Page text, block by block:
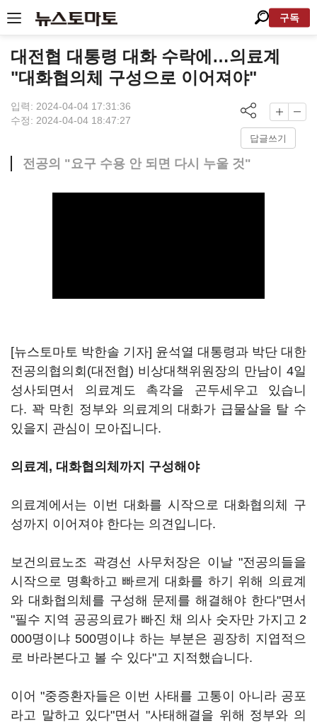
구독
대전협 대통령 대화 수락에…의료계
"대화협의체 구성으로 이어져야"
입력: 2024-04-04 17:31:36
수정: 2024-04-04 18:47:27
답글쓰기
전공의 "요구 수용 안 되면 다시 누울 것"
[뉴스토마토 박한솔 기자] 윤석열 대통령과 박단 대한
전공의협의회(대전협) 비상대책위원장의 만남이 4일
성사되면서 의료계도 촉각을 곤두세우고 있습니
다. 꽉 막힌 정부와 의료계의 대화가 급물살을 탈 수
있을지 관심이 모아집니다.
의료계, 대화협의체까지 구성해야
의료계에서는 이번 대화를 시작으로 대화협의체 구
성까지 이어져야 한다는 의견입니다.
보건의료노조 곽경선 사무처장은 이날 "전공의들을
시작으로 명확하고 빠르게 대화를 하기 위해 의료계
와 대화협의체를 구성해 문제를 해결해야 한다"면서
"필수 지역 공공의료가 빠진 채 의사 숫자만 가지고 2
000명이냐 500명이냐 하는 부분은 굉장히 지엽적으
로 바라본다고 볼 수 있다"고 지적했습니다.
이어 "중증환자들은 이번 사태를 고통이 아니라 공포
라고 말하고 있다"면서 "사태해결을 위해 정부와 의